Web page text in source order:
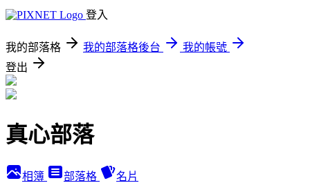
登入
我的部落格 我的部落格後台
我的帳號
登出
真心部落
相簿 部落格 名片